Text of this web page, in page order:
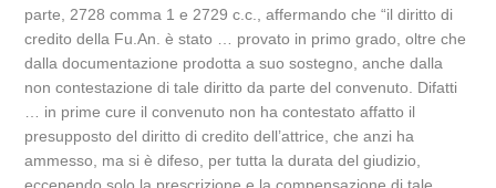
parte, 2728 comma 1 e 2729 c.c., affermando che “il diritto di
credito della Fu.An. è stato … provato in primo grado, oltre che
dalla documentazione prodotta a suo sostegno, anche dalla
non contestazione di tale diritto da parte del convenuto. Difatti
… in prime cure il convenuto non ha contestato affatto il
presupposto del diritto di credito dell’attrice, che anzi ha
ammesso, ma si è difeso, per tutta la durata del giudizio,